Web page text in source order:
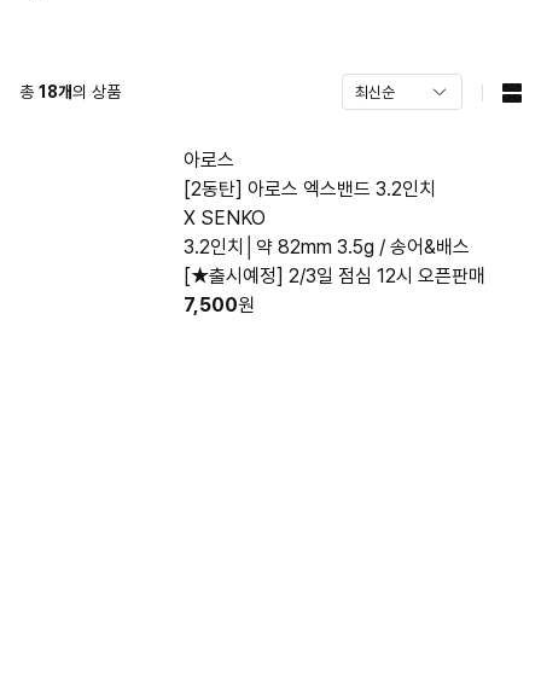
총 18개의 상품
아로스
[2동탄] 아로스 엑스밴드 3.2인치
X SENKO
3.2인치│약 82mm 3.5g / 송어&배스
[★출시예정] 2/3일 점심 12시 오픈판매
7,500원